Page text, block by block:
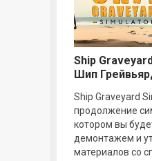
Ship
Шип
Ship Graveyard
продолжение
котором вы
демонтажем и
материалов со